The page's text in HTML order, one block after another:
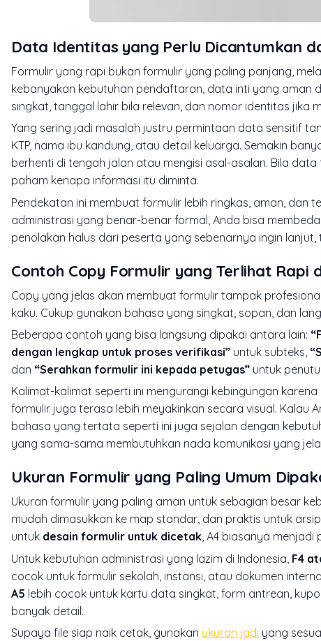
Data Identitas yang Perlu Dicantumkan
Formulir yang rapi bukan formulir yang paling panjang,
kebanyakan kebutuhan pendaftaran, data inti yang aman
singkat, tanggal lahir bila relevan, dan nomor identitas jika
Yang sering jadi masalah justru permintaan data sensitif
KTP, nama ibu kandung, atau detail keluarga. Semakin
berhenti di tengah jalan atau mengisi asal-asalan. Bila
paham kenapa informasi itu diminta.
Pendekatan ini membuat formulir lebih ringkas, aman, dan
administrasi yang benar-benar formal, Anda bisa
penolakan halus dari peserta yang sebenarnya ingin
Contoh Copy Formulir yang Terlihat Rapi
Copy yang jelas akan membuat formulir tampak
kaku. Cukup gunakan bahasa yang singkat, sopan, dan
Beberapa contoh yang bisa langsung dipakai antara lain:
dengan lengkap untuk proses verifikasi” untuk subteks,
dan “Serahkan formulir ini kepada petugas” untuk
Kalimat-kalimat seperti ini mengurangi kebingungan
formulir juga terasa lebih meyakinkan secara visual. Kalau
bahasa yang tertata seperti ini juga sejalan dengan
yang sama-sama membutuhkan nada komunikasi yang
Ukuran Formulir yang Paling Umum
Ukuran formulir yang paling aman untuk sebagian besar
mudah dimasukkan ke map standar, dan praktis untuk
untuk desain formulir untuk dicetak, A4 biasanya menjadi
Untuk kebutuhan administrasi yang lazim di Indonesia, F4
cocok untuk formulir sekolah, instansi, atau dokumen
A5 lebih cocok untuk kartu data singkat, form antrean,
banyak detail.
Supaya file siap naik cetak, gunakan ukuran jadi yang